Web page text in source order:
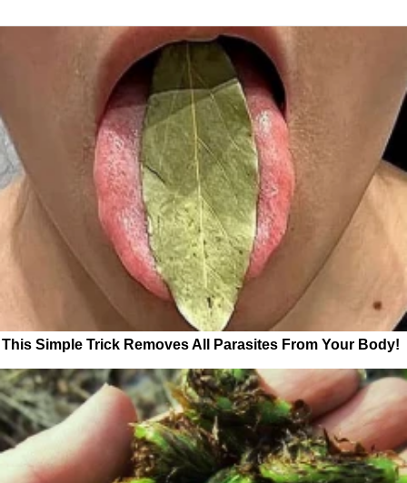
This Simple Trick Removes All Parasites From Your Body!